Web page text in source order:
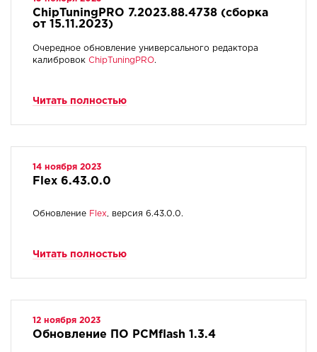
ChipTuningPRO 7.2023.88.4738 (сборка
от 15.11.2023)
Очередное обновление универсального редактора
калибровок ChipTuningPRO.
Читать полностью
14 ноября 2023
Flex 6.43.0.0
Обновление Flex , версия 6.43.0.0.
Читать полностью
12 ноября 2023
Обновление ПО PCMflash 1.3.4